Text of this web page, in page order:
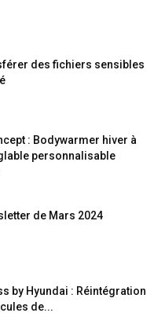
des fichiers sensibles
: Bodywarmer hiver à
personnalisable
de Mars 2024
by Hyundai : Réintégration
de...